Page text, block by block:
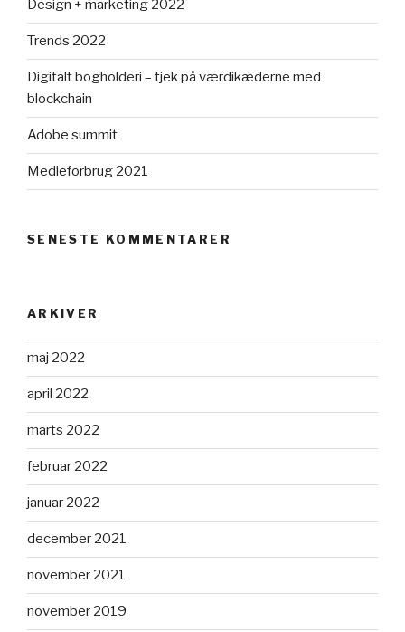
Design + marketing 2022
Trends 2022
Digitalt bogholderi – tjek på værdikæderne med
blockchain
Adobe summit
Medieforbrug 2021
SENESTE KOMMENTARER
ARKIVER
maj 2022
april 2022
marts 2022
februar 2022
januar 2022
december 2021
november 2021
november 2019